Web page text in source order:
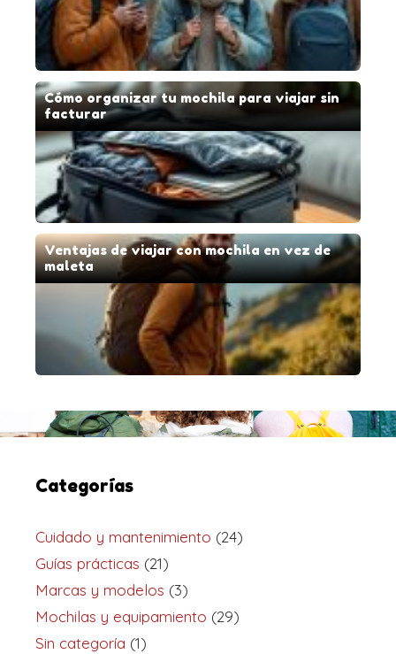
Cómo organizar tu mochila para viajar sin
facturar
Ventajas de viajar con mochila en vez de
maleta
Categorías
Cuidado y mantenimiento (24)
Guías prácticas (21)
Marcas y modelos (3)
Mochilas y equipamiento (29)
Sin categoría (1)